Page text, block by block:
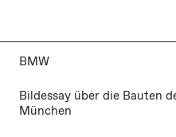
BMW
Bildessay über die Bauten
München